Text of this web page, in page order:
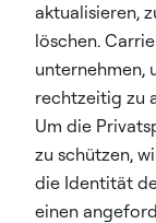
aktualisieren,
löschen.
unternehmen,
rechtzeitig zu
Um die
zu schützen,
die Identität
einen